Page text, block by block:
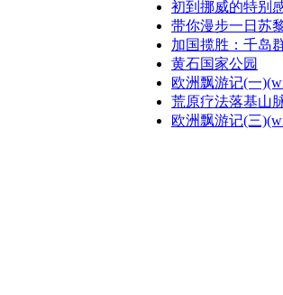
初到挪威的特别
带你漫步一日苏
加国揽胜：千岛
黄石国家公园
欧洲飘游记(一
荒原疗法落基山
欧洲飘游记(三